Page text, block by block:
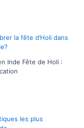
la fête d’Holi dans
Inde Fête de Holi :
les plus